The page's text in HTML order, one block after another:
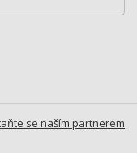
se naším partnerem